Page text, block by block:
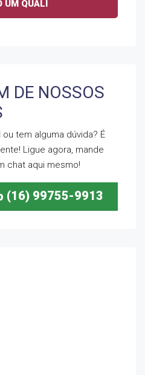
DE NOSSOS
tem alguma dúvida? É
Ligue agora, mande
chat aqui mesmo!
(16) 99755-9913